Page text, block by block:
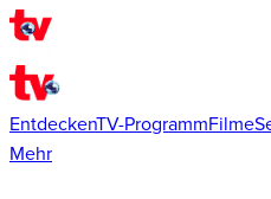
EntdeckenTV-ProgrammFilme
Mehr